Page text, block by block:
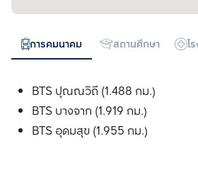
การคมนาคม สถานศึกษา โ
BTS ปุณณวิถี (1.488 กม.)
BTS บางจาก (1.919 กม.)
BTS อุดมสุข (1.955 กม.)